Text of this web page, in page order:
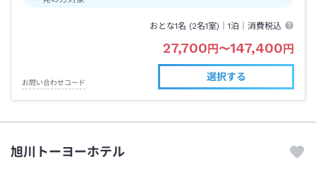
おとな1名 (2名1室)｜1泊 ｜消費税込
27,700円〜147,400円
お問い合わせコード
選択する
旭川トーヨーホテル